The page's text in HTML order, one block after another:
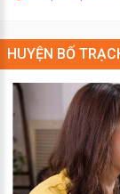
HUYỆN BỐ